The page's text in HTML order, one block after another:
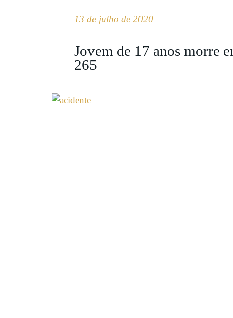
13 de julho de 2020
Jovem de 17 anos morre
265